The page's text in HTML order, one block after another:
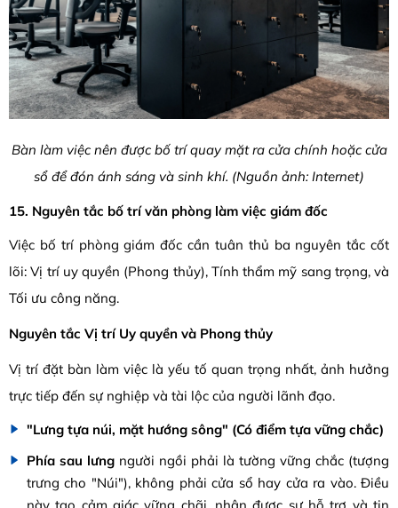
Bàn làm việc nên được bố trí quay mặt ra cửa chính hoặc cửa
sổ để đón ánh sáng và sinh khí. (Nguồn ảnh: Internet)
15. Nguyên tắc bố trí văn phòng làm việc giám đốc
Việc bố trí phòng giám đốc cần tuân thủ ba nguyên tắc cốt
lõi: Vị trí uy quyền (Phong thủy), Tính thẩm mỹ sang trọng, và
Tối ưu công năng.
Nguyên tắc Vị trí Uy quyền và Phong thủy
Vị trí đặt bàn làm việc là yếu tố quan trọng nhất, ảnh hưởng
trực tiếp đến sự nghiệp và tài lộc của người lãnh đạo.
"Lưng tựa núi, mặt hướng sông" (Có điểm tựa vững chắc)
Phía sau lưng người ngồi phải là tường vững chắc (tượng
trưng cho "Núi"), không phải cửa sổ hay cửa ra vào. Điều